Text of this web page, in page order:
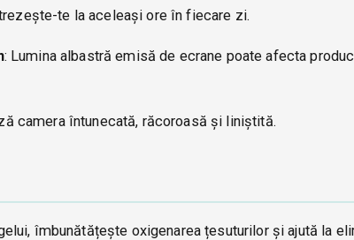
te la aceleași ore în fiecare zi.
: Lumina albastră emisă de ecrane poate afecta
camera întunecată, răcoroasă și liniștită.
îmbunătățește oxigenarea țesuturilor și ajută la